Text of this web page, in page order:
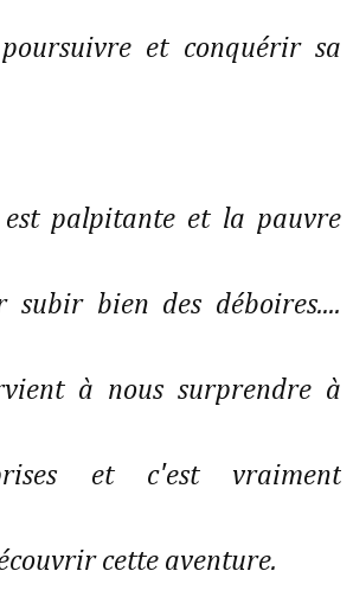
et conquérir sa
palpitante et la pauvre
subir bien des déboires....
à nous surprendre à
et c'est vraiment
cette aventure.